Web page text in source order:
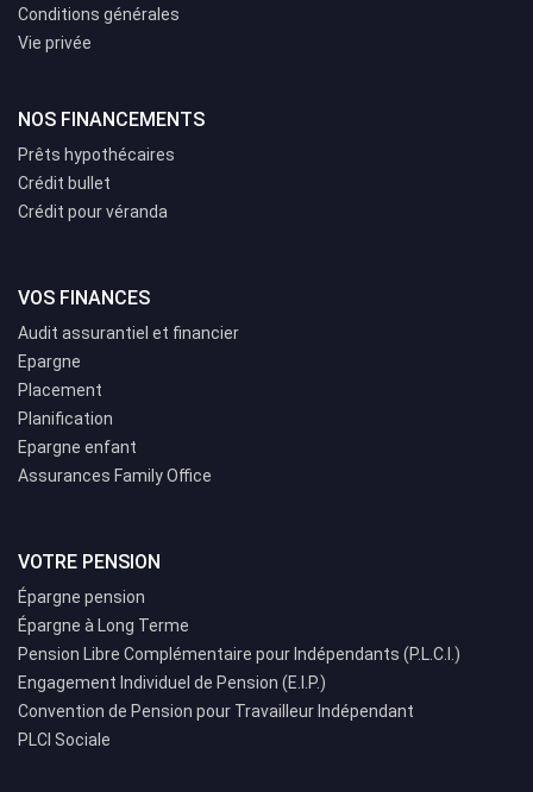
Conditions générales
Vie privée
NOS FINANCEMENTS
Prêts hypothécaires
Crédit bullet
Crédit pour véranda
VOS FINANCES
Audit assurantiel et financier
Epargne
Placement
Planification
Epargne enfant
Assurances Family Office
VOTRE PENSION
Épargne pension
Épargne à Long Terme
Pension Libre Complémentaire pour Indépendants (P.L.C.I.)
Engagement Individuel de Pension (E.I.P.)
Convention de Pension pour Travailleur Indépendant
PLCI Sociale